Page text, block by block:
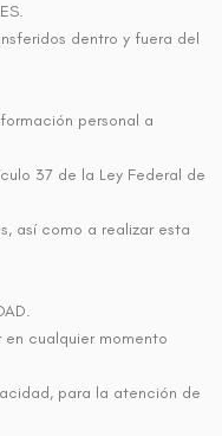
dentro y fuera del
personal a
37 de la Ley Federal de
así como a realizar esta
cualquier momento
para la atención de